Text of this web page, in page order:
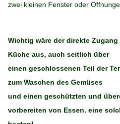
zwei kleinen Fenster oder
Wichtig wäre der direkte
Küche aus, auch seitlich über
einen geschlossenen Teil der
zum Waschen des Gemüses
und einen geschützten und
vorbereiten von Essen. eine